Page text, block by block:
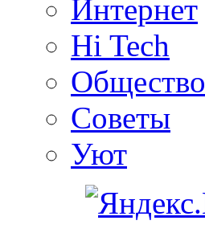
Интернет
Hi Tech
Общество
Советы
Уют